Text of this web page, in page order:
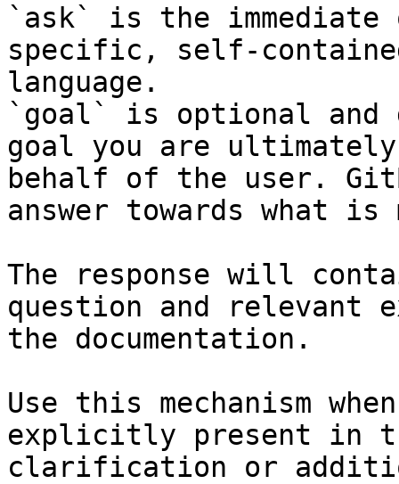
`ask` is the
specific, self-
language.
`goal` is optional and
goal you are
behalf of the user.
answer towards what
The response will
question and relevant
the documentation.
Use this mechanism
explicitly present in
clarification or